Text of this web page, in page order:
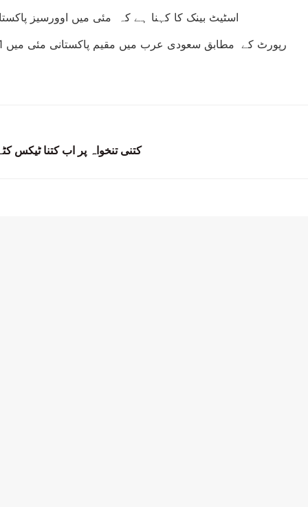
اسٹیٹ بینک کا کہنا ہے کہ مئی میں اوورسیز پاکستانیوں نے 3 ارب 70 کروڑ ڈالر وطن بھیجے، مئی میں ترسیلات زر میں سالانہ بنیاد پر 16 فیصد اور ماہانہ
کتنی تنخواہ پر اب کتنا ٹیکس